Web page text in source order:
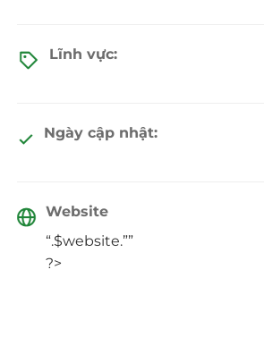
Lĩnh vực:
Ngày cập nhật:
Website
“.$website.””
?>